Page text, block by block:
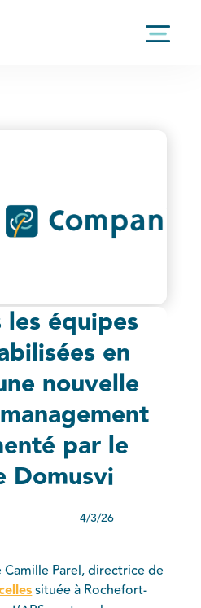
équipes
en
nouvelle
par le
Domusvi
4/3/26
Parel, directrice de
située à Rochefort-